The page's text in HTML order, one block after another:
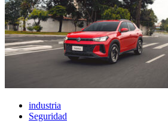
industria
Seguridad